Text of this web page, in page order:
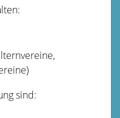
sind: